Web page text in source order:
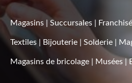
Magasins | Succursales |
Textiles | Bijouterie | Solderie |
Magasins de bricolage | Musées